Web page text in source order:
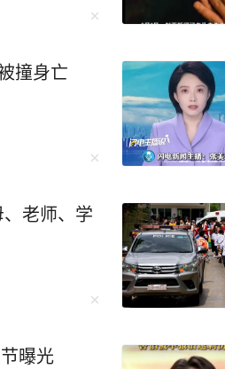
撞身亡
老师、学
曝光